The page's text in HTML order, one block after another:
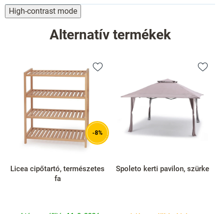
High-contrast mode
Alternatív termékek
-8%
Licea cipőtartó, természetes
fa
Spoleto kerti pavilon, szürke